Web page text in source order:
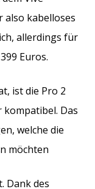
also kabelloses
allerdings für
Euros.
ist die Pro 2
kompatibel. Das
welche die
möchten
Dank des